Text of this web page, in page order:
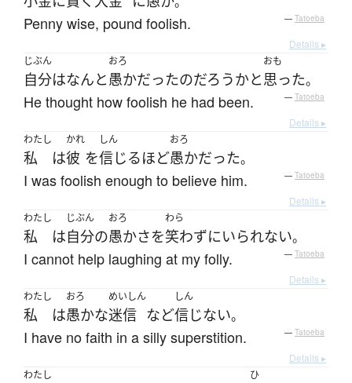
Penny wise, pound foolish. — Tatoeba
Details ▸
じぶん
自分はなんと
おろ
愚かだったのだろうかと
おも
思った。
He thought how foolish he had been. — Tatoeba
Details ▸
わたし
私 は
かれ
彼 を
しん
信じるほど
おろ
愚かだった。
I was foolish enough to believe him. — Tatoeba
Details ▸
わたし
私 は
じぶん
自分の
おろ
愚かさを
わら
笑わずにいられない。
I cannot help laughing at my folly. — Tatoeba
Details ▸
わたし
私 は
おろ
愚かな
めいしん
迷信 など
しん
信じない。
I have no faith in a silly superstition. — Tatoeba
Details ▸
わたし
ひ